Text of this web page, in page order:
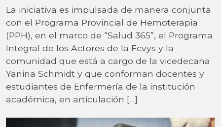
La iniciativa es impulsada de manera conjunta
con el Programa Provincial de Hemoterapia
(PPH), en el marco de “Salud 365”, el Programa
Integral de los Actores de la Fcvys y la
comunidad que está a cargo de la vicedecana
Yanina Schmidt y que conforman docentes y
estudiantes de Enfermería de la institución
académica, en articulación […]